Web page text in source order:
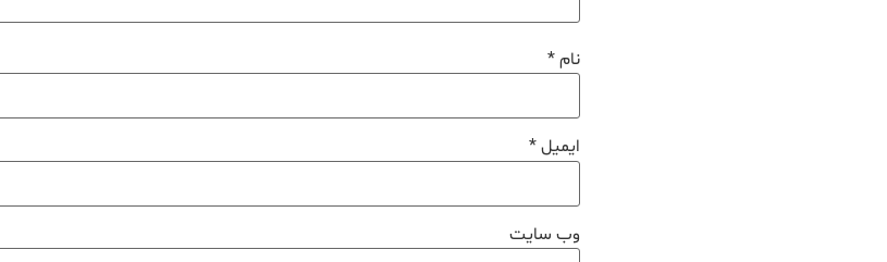
نام*
ایمیل*
وب‌ سایت